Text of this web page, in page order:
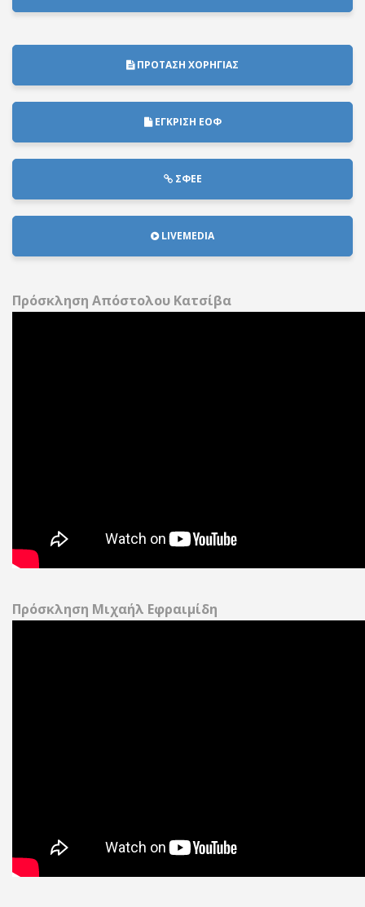
ΠΡΟΤΑΣΗ ΧΟΡΗΓΙΑΣ
ΕΓΚΡΙΣΗ ΕΟΦ
ΣΦΕΕ
LIVEMEDIA
Πρόσκληση Απόστολου Κατσίβα
Πρόσκληση Μιχαήλ Εφραιμίδη